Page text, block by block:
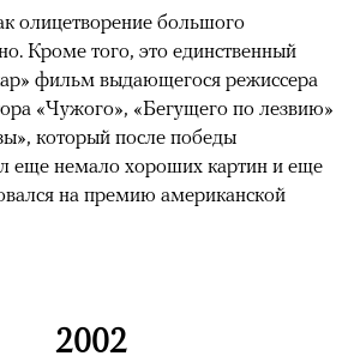
олицетворение большого
Кроме того, это единственный
фильм выдающегося режиссера
«Чужого», «Бегущего по лезвию»
который после победы
еще немало хороших картин и еще
на премию американской
2002